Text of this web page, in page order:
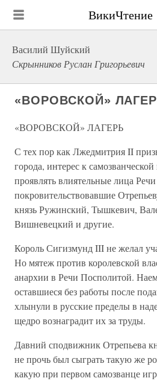
ВикиЧтение
Василий Шуйский
Скрынников Руслан Григорьевич
«ВОРОВСКОЙ»
«ВОРОВСКОЙ» ЛАГЕРЬ
С тех пор как Лжедмитрия II
города, интерес к
проявлять влиятельные лица
покровительствовавшие
князь Ружинский, Тышкевич,
Вишневецкий и другие.
Король Сигизмунд III не желал
Но мятеж против королевской
анархии в Речи Посполитой.
оставшиеся без работы после
хлынули в русские пределы в
щедро вознаградит их за труды.
Давний сподвижник Отрепьева
не прочь был сыграть такую же
какую при первом самозванце